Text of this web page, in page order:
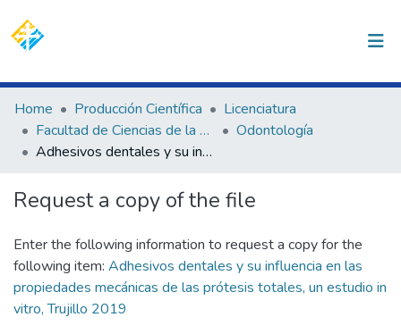
(current)
Communities & Collections
All of DSpace
Home Producción Científica
Licenciatura
Facultad de Ciencias de la Salud
Odontología
Adhesivos dentales y su influencia en las propiedades mecánicas de las prótesis totales, un estudio in vitro, Trujillo 2019
Request a copy of the file
Enter the following information to request a copy for the
following item: Adhesivos dentales y su influencia en las
propiedades mecánicas de las prótesis totales, un estudio in
vitro, Trujillo 2019